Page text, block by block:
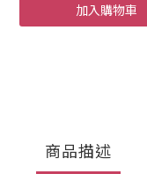
加入購物車
商品描述